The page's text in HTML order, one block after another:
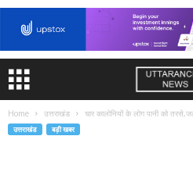
Home उत्तराखंड चार कालोनियों के लोग पानी को
उत्तराखंड बड़ी खबर